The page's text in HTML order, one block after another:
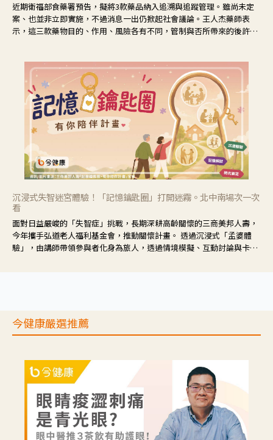
近期衛福部食藥署預告，擬將3款藥品納入追溯與追蹤管理。雖尚未定
案、也並非立即實施，不過消息一出仍掀起社會議論。王人杰藥師表
示，這三款藥物目的、作用、風險各有不同，管制與否所帶來的後許影
沉浸式失智迷宮體驗！「記憶鑰匙圈」打開迷霧。北中南場次一次
看
面對日益嚴峻的「失智症」挑戰，長期深耕高齡關懷的三商美邦人壽，
今年攜手弘道老人福利基金會，推動關懷計畫。 透過沉浸式「孟婆體
驗」，由講師帶領參與者化身為旅人，透過情境模擬、互動討論與卡牌
今健康嚴選推薦